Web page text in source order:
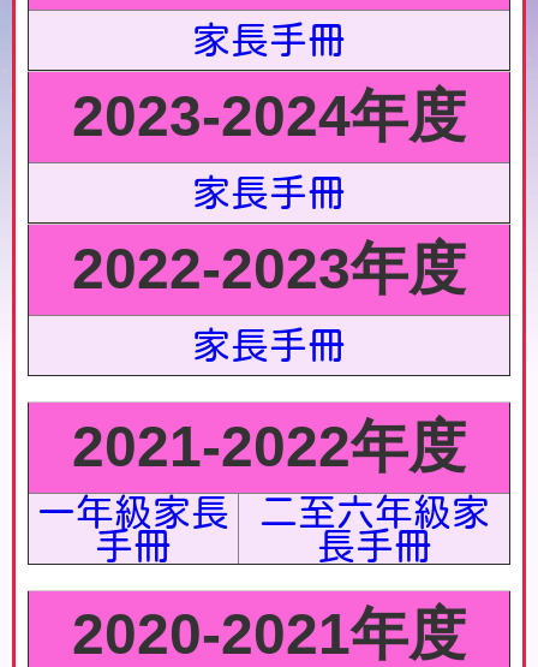
家長手冊
2023-2024年度
家長手冊
2022-2023年度
家長手冊
2021-2022年度
一年級家長
手冊
二至六年級家
長手冊
2020-2021年度